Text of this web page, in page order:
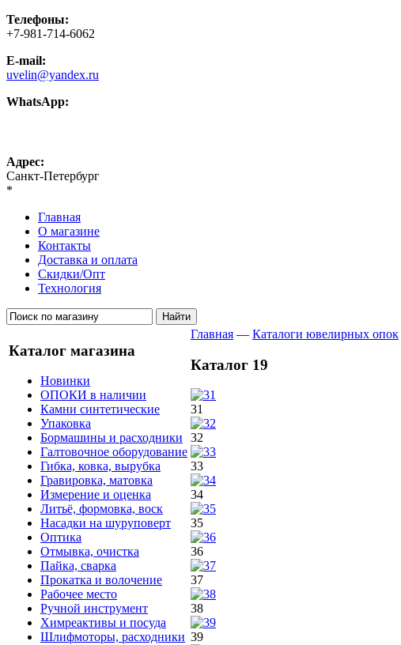
Телефоны:
+7-981-714-6062
E-mail:
uvelin@yandex.ru
WhatsApp:
Адрес:
Санкт-Петербург
*
Главная
О магазине
Контакты
Доставка и оплата
Скидки/Опт
Технология
Каталог магазина
Новинки
ОПОКИ в наличии
Камни синтетические
Упаковка
Бормашины и расходники
Галтовочное оборудование
Гибка, ковка, вырубка
Гравировка, матовка
Измерение и оценка
Литьё, формовка, воск
Насадки на шуруповерт
Оптика
Отмывка, очистка
Пайка, сварка
Прокатка и волочение
Рабочее место
Ручной инструмент
Химреактивы и посуда
Шлифмоторы, расходники
Главная — Каталоги ювелирных опок
Каталог 19
31
32
33
34
35
36
37
38
39